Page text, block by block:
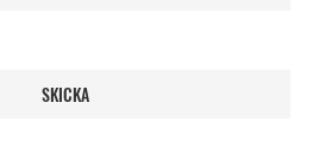
SKICKA